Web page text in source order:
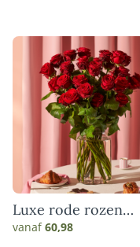
Luxe rode rozen
boeket
vanaf60,98